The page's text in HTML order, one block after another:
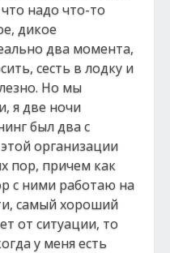
что надо что-то
дикое
два момента,
сесть в лодку и
Но мы
я две ночи
был два с
организации
пор, причем как
с ними работаю на
самый хороший
от ситуации, то
у меня есть